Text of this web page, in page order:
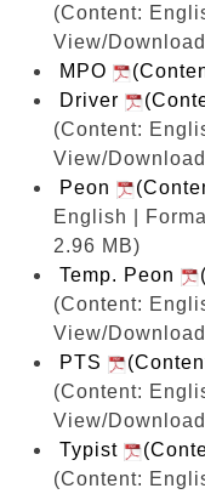
(Content:
View/
MPO
Driver
(Content:
View/
Peon
English |
2.96 MB)
Temp. Peon
(Content:
View/
PTS
(Content:
View/
Typist
(Content: